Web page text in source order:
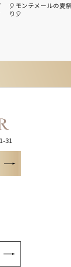
🎈モンテメールの夏
り🎈
31